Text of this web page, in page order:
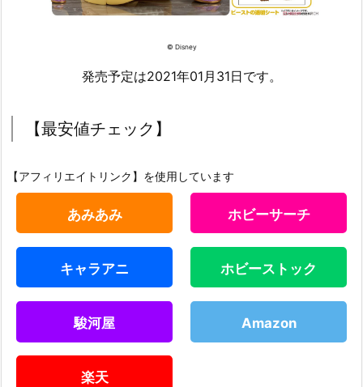
© Disney
発売予定は2021年01月31日です。
【最安値チェック】
【アフィリエイトリンク】を使用しています
あみあみ ホビーサーチ
キャラアニ ホビーストック
駿河屋 Amazon
楽天